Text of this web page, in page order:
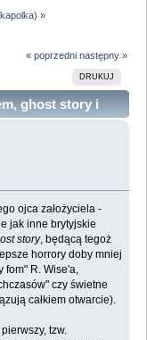
) »
« poprzedni następny »
DRUKUJ
ghost story i
ojca założyciela -
jak inne brytyjskie
story, będącą tegoż
horrory doby mniej
fom" R. Wise'a,
czy świetne
całkiem otwarcie).
tzw.